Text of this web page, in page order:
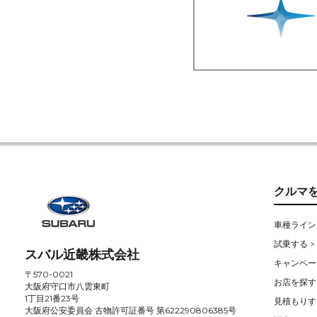
スバル近畿株式会社
〒570-0021
大阪府守口市八雲東町
1丁目21番23号
大阪府公安委員会 古物許可証番号 第622290806385号
クルマ
車種ライ
試乗する >
キャンペ
お店を探
見積もり